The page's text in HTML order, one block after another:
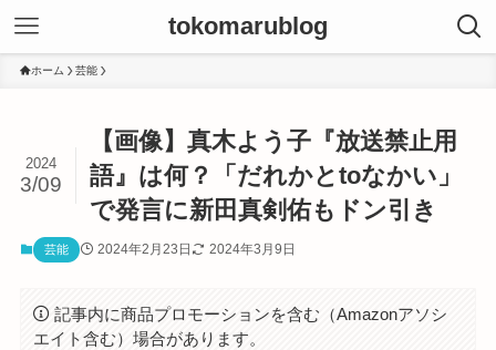
tokomarublog
ホーム 芸能
【画像】真木よう子『放送禁止用
語』は何？「だれかとtoなかい」
で発言に新田真剣佑もドン引き
2024
3/09
芸能 2024年2月23日 2024年3月9日
記事内に商品プロモーションを含む（Amazonアソシ
エイト含む）場合があります。